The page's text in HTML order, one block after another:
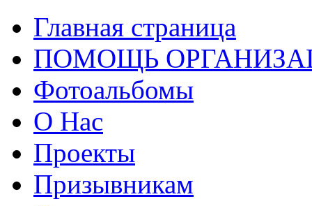
Главная страница
ПОМОЩЬ
Фотоальбомы
О Нас
Проекты
Призывникам